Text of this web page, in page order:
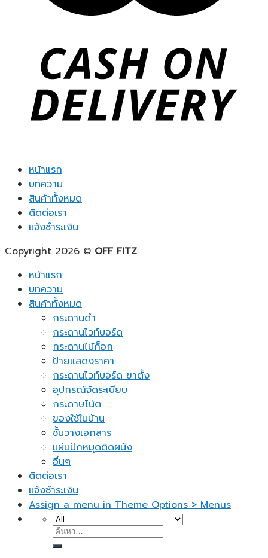
หน้าแรก
บทความ
สินค้าทั้งหมด
ติดต่อเรา
แจ้งชำระเงิน
Copyright 2026 © OFF FITZ
หน้าแรก
บทความ
สินค้าทั้งหมด
กระดานดำ
กระดานไวท์บอร์ด
กระดานไม้ก็อก
ป้ายแสดงราคา
กระดานไวท์บอร์ด ขาตั้ง
อุปกรณ์จัดระเบียบ
กระดาษโน้ต
ของใช้ในบ้าน
ชั้นวางเอกสาร
แผ่นปักหมุดติดผนัง
อื่นๆ
ติดต่อเรา
แจ้งชำระเงิน
Assign a menu in Theme Options > Menus
ค้นหา: